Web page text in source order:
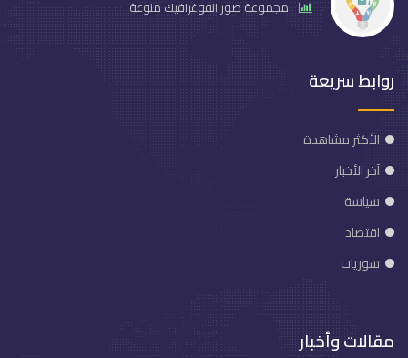
مجموعة صور انفوغرافيك منوعة
روابط سريعة
الأكثر مشاهدة
آخر الأخبار
سياسة
اقتصاد
سوريات
مقالات وأخبار